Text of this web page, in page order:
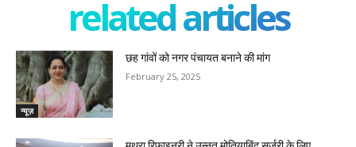
related articles
न्यूज़
छह गांवों को नगर पंचायत बनाने की मांग
February 25, 2025